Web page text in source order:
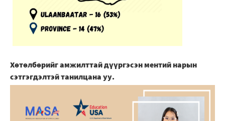
Хөтөлбөрийг амжилттай дүүргэсэн ментий нарын
сэтгэгдэлтэй танилцана уу.